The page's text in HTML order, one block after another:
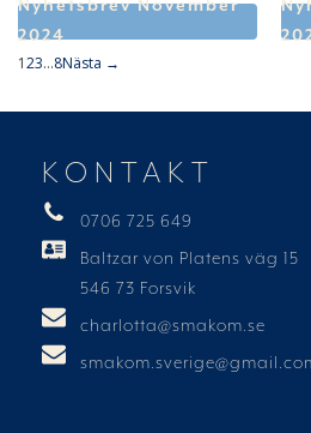
Nyhetsbrev November
2024
123…8Nästa →
KONTAKT
0706 725 649
Baltzar von Platens väg 15
546 73 Forsvik
charlotta@smakom.se